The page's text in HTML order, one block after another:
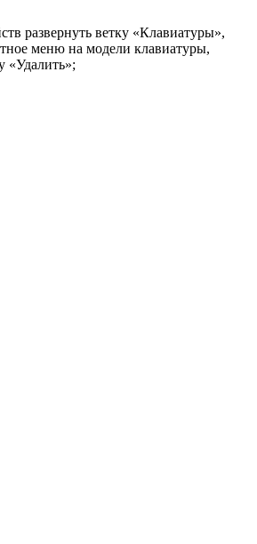
развернуть ветку «Клавиатуры»,
меню на модели клавиатуры,
«Удалить»;